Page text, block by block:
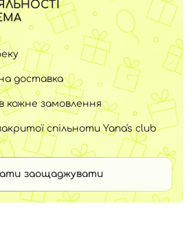
доставка
кожне замовлення
спільноти Yana's club
заощаджувати